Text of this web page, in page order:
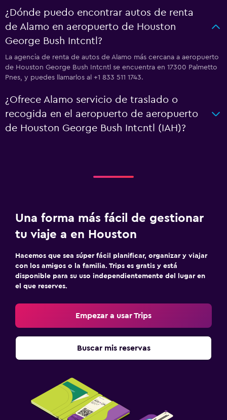
¿Dónde puedo encontrar autos de renta
de Alamo en aeropuerto de Houston
George Bush Intcntl?
La agencia de renta de autos de Alamo más cercana a aeropuerto
de Houston George Bush Intcntl se encuentra en 17300 Palmetto
Pnes, y puedes llamarlos al +1 833 511 1743.
¿Ofrece Alamo servicio de traslado o
recogida en el aeropuerto de aeropuerto
de Houston George Bush Intcntl (IAH)?
Una forma más fácil de gestionar
tu viaje a en Houston
Hacemos que sea súper fácil planificar, organizar y viajar
con los amigos o la familia. Trips es gratis y está
disponible para su uso independientemente del lugar en
el que reserves.
Empezar a usar Trips
Buscar mis reservas